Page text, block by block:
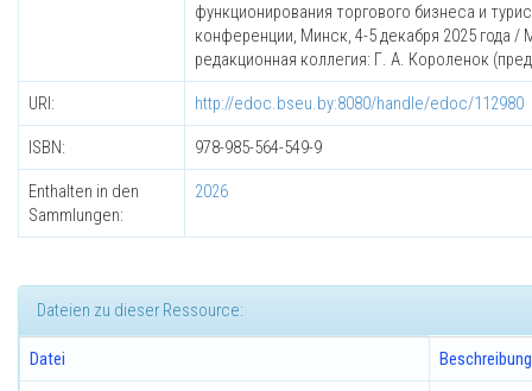
функционирования торгового бизнеса и
конференции, Минск, 4-5 декабря 2025 года
редакционная коллегия: Г. А. Короленок
URI: http://edoc.bseu.by:8080/handle/edoc/112980
ISBN: 978-985-564-549-9
Enthalten in den
Sammlungen:
2026
Dateien zu dieser Ressource:
Datei Beschreibung